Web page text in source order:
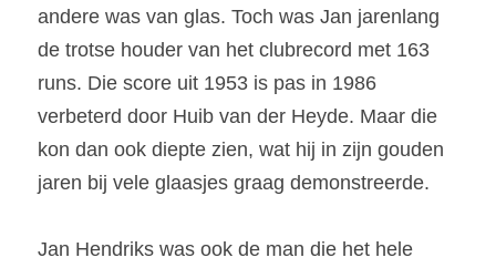
andere was van glas. Toch was Jan jarenlang
de trotse houder van het clubrecord met 163
runs. Die score uit 1953 is pas in 1986
verbeterd door Huib van der Heyde. Maar die
kon dan ook diepte zien, wat hij in zijn gouden
jaren bij vele glaasjes graag demonstreerde.
Jan Hendriks was ook de man die het hele